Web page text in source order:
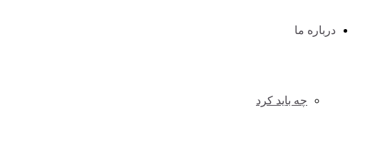
درباره ما
چه باید کرد